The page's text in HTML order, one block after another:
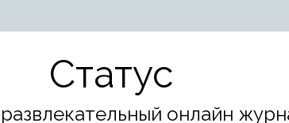
Статус
онлайн